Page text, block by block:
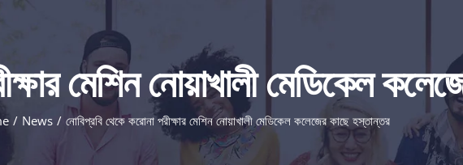
মেশিন নোয়াখালী মেডিকেল
News নোবিপ্রবি থেকে করোনা পরীক্ষার মেশিন নোয়াখালী মেডিকেল কলেজের কাছে হস্তান্তর